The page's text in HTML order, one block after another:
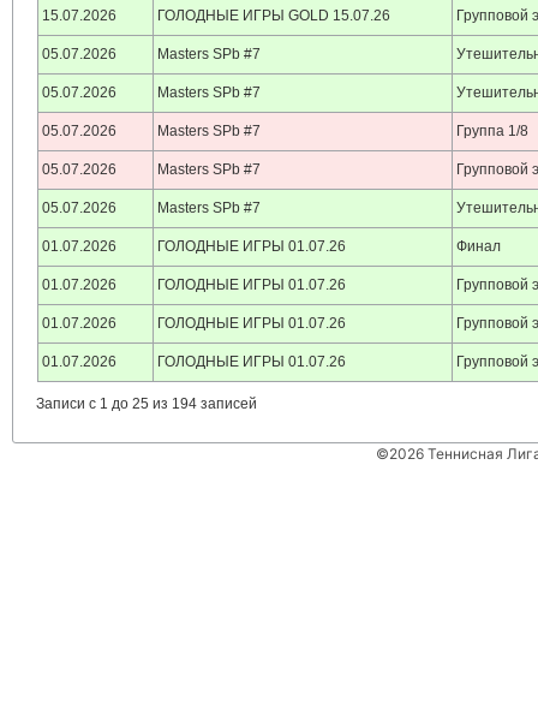
15.07.2026 ГОЛОДНЫЕ ИГРЫ GOLD 15.07.26 Групповой
05.07.2026 Masters SPb #7
05.07.2026 Masters SPb #7
05.07.2026 Masters SPb #7 Группа 1/8
05.07.2026 Masters SPb #7 Групповой
05.07.2026 Masters SPb #7
01.07.2026 ГОЛОДНЫЕ ИГРЫ 01.07.26 Финал
01.07.2026 ГОЛОДНЫЕ ИГРЫ 01.07.26 Групповой
01.07.2026 ГОЛОДНЫЕ ИГРЫ 01.07.26 Групповой
01.07.2026 ГОЛОДНЫЕ ИГРЫ 01.07.26 Групповой
Записи с 1 до 25 из 194 записей
©2026 Теннисная